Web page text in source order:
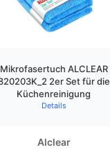
Mikrofasertuch ALCLEAR
2er Set für die
Küchenreinigung
Details
Alclear